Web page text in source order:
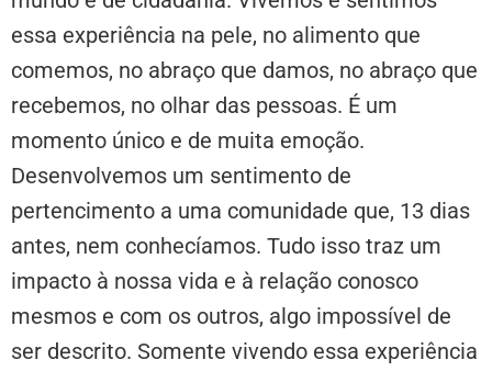
essa experiência na pele, no alimento que
comemos, no abraço que damos, no abraço que
recebemos, no olhar das pessoas. É um
momento único e de muita emoção.
Desenvolvemos um sentimento de
pertencimento a uma comunidade que, 13 dias
antes, nem conhecíamos. Tudo isso traz um
impacto à nossa vida e à relação conosco
mesmos e com os outros, algo impossível de
ser descrito. Somente vivendo essa experiência